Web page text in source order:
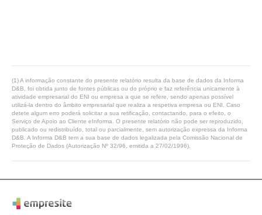
(1) A informação constante do presente relatório resulta da base de dados da Informa
D&B, foi obtida junto de fontes públicas ou do próprio e faz referência unicamente à
atividade empresarial do ENI ou empresa a que se refere, sendo apenas possível
utilizá-la dentro do âmbito empresarial que realiza a respetiva empresa ou ENI. Caso
detete algum erro poderá solicitar a sua retificação, contactando, para o efeito, o
Serviço de Apoio ao Cliente eInforma. O presente relatório não pode ser reproduzido,
publicado ou redistribuído, total ou parcialmente, sem autorização expressa da Informa
D&B. A Informa D&B tem a sua base de dados legalizada pela Comissão Nacional de
Proteção de Dados (Autorização Nº 32/96, emitida a 27/02/1996).